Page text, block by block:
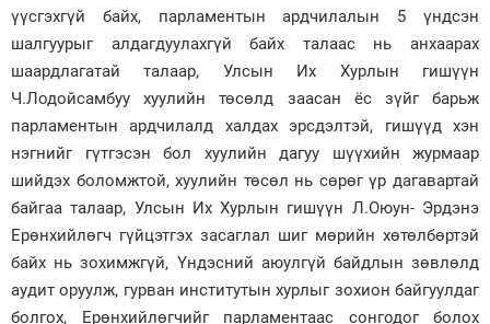
үүсгэхгүй байх, парламентын ардчилалын 5 үндсэн
шалгуурыг алдагдуулахгүй байх талаас нь анхаарах
шаардлагатай талаар, Улсын Их Хурлын гишүүн
Ч.Лодойсамбуу хуулийн төсөлд заасан ёс зүйг барьж
парламентын ардчилалд халдах эрсдэлтэй, гишүүд хэн
нэгнийг гүтгэсэн бол хуулийн дагуу шүүхийн журмаар
шийдэх боломжтой, хуулийн төсөл нь сөрөг үр дагавартай
байгаа талаар, Улсын Их Хурлын гишүүн Л.Оюун- Эрдэнэ
Ерөнхийлөгч гүйцэтгэх засаглал шиг мөрийн хөтөлбөртэй
байх нь зохимжгүй, Үндэсний аюулгүй байдлын зөвлөлд
аудит оруулж, гурван институтын хурлыг зохион байгуулдаг
болгох, Ерөнхийлөгчийг парламентаас сонгодог болох